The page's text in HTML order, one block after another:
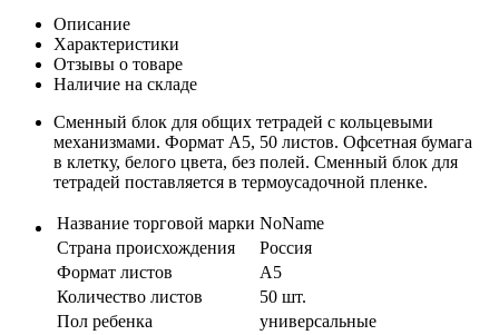
Описание
Характеристики
Отзывы о товаре
Наличие на складе
Сменный блок для общих тетрадей с кольцевыми
механизмами. Формат А5, 50 листов. Офсетная бумага
в клетку, белого цвета, без полей. Сменный блок для
тетрадей поставляется в термоусадочной пленке.
Название торговой марки NoName
Страна происхождения
Россия
Формат листов
А5
Количество листов
50 шт.
Пол ребенка
универсальные